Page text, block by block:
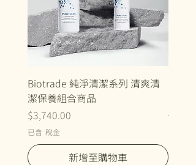
Biotrade 純淨清潔系列 清爽清
潔保養組合商品
價格
$3,740.00
已含 稅金
新增至購物車
一般價